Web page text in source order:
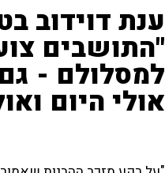
ענת דוידוב
"התושבים
למסלולם -
אולי היום